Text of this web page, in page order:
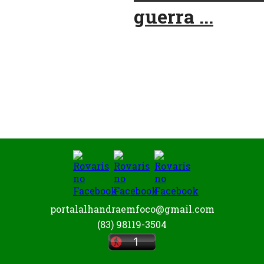
guerra ...
portalalhandraemfoco@gmail.com
(83) 98119-3504